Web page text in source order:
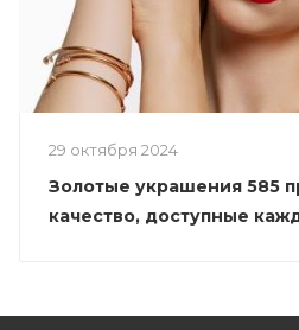
29 октября 2024
Золотые украшения 585
качество, доступные